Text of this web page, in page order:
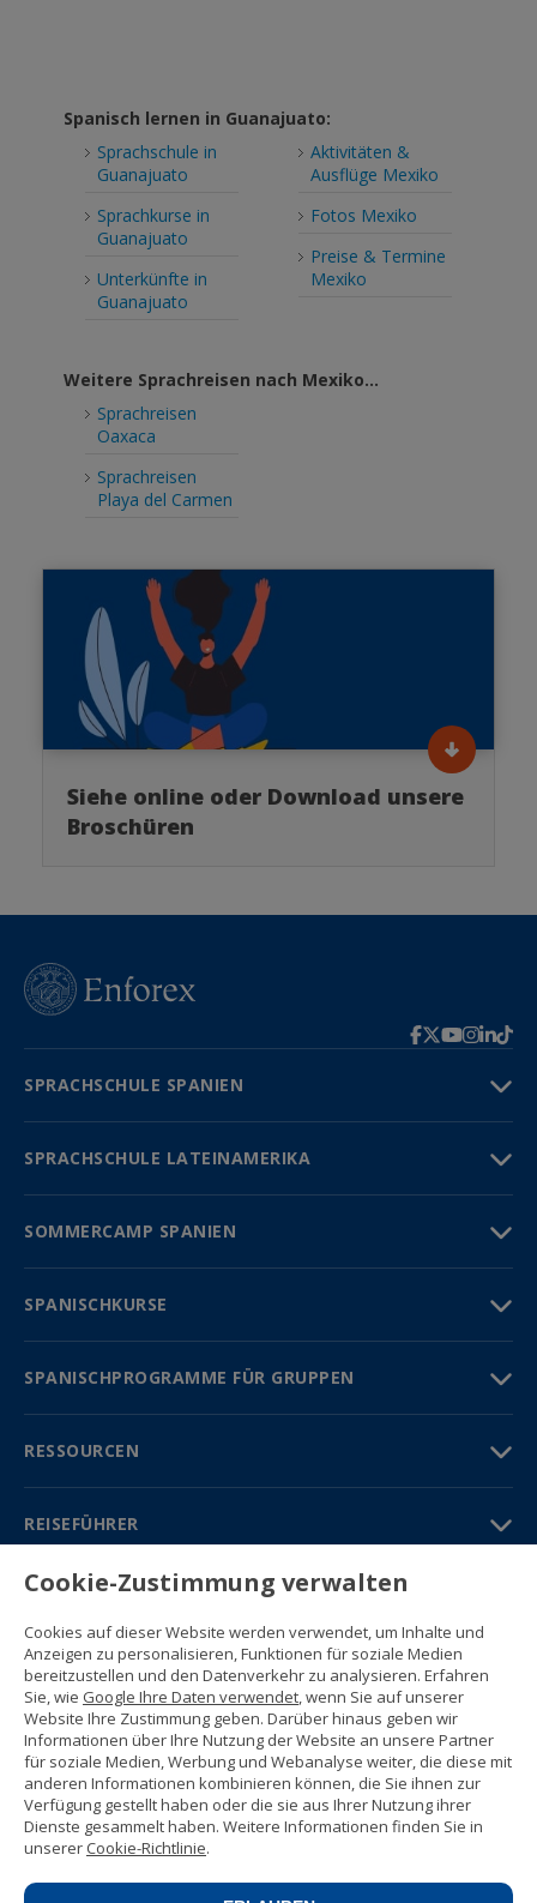
Spanisch lernen in Guanajuato:
Sprachschule in
Guanajuato
Sprachkurse in
Guanajuato
Unterkünfte in
Guanajuato
Aktivitäten &
Ausflüge Mexiko
Fotos Mexiko
Preise & Termine
Mexiko
Weitere Sprachreisen nach Mexiko...
Sprachreisen
Oaxaca
Sprachreisen
Playa del Carmen
Siehe online oder Download unsere
Broschüren
SPRACHSCHULE SPANIEN
SPRACHSCHULE LATEINAMERIKA
SOMMERCAMP SPANIEN
SPANISCHKURSE
SPANISCHPROGRAMME FÜR GRUPPEN
RESSOURCEN
REISEFÜHRER
PARTNER
Kontakt
Gratisbroschüre
(+34) 91 594 37 76
Gustavo Fernández Balbuena, 11
28002 Madrid, Spain
Sitemap
Nutzungsbedingungen
Datenschutzerklärung
Enforex Cookie-Richtlinie
(CIF B-79946729) Alle Rechte
Cookie-Zustimmung verwalten
Cookies auf dieser Website werden verwendet, um Inhalte und
Anzeigen zu personalisieren, Funktionen für soziale Medien
bereitzustellen und den Datenverkehr zu analysieren. Erfahren
Sie, wie Google Ihre Daten verwendet, wenn Sie auf unserer
Website Ihre Zustimmung geben. Darüber hinaus geben wir
Informationen über Ihre Nutzung der Website an unsere Partner
für soziale Medien, Werbung und Webanalyse weiter, die diese mit
anderen Informationen kombinieren können, die Sie ihnen zur
Verfügung gestellt haben oder die sie aus Ihrer Nutzung ihrer
Dienste gesammelt haben. Weitere Informationen finden Sie in
unserer Cookie-Richtlinie.